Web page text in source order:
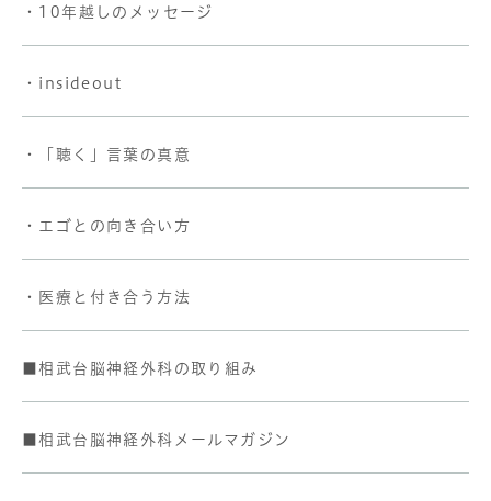
・10年越しのメッセージ
・insideout
・「聴く」言葉の真意
・エゴとの向き合い方
・医療と付き合う方法
■相武台脳神経外科の取り組み
■相武台脳神経外科メールマガジン